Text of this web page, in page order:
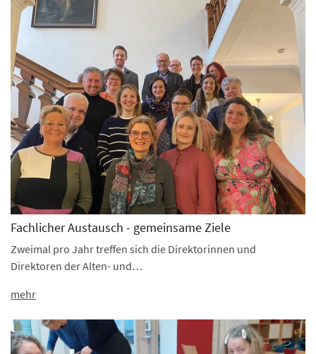
Fachlicher Austausch - gemeinsame Ziele
Zweimal pro Jahr treffen sich die Direktorinnen und
Direktoren der Alten- und…
mehr